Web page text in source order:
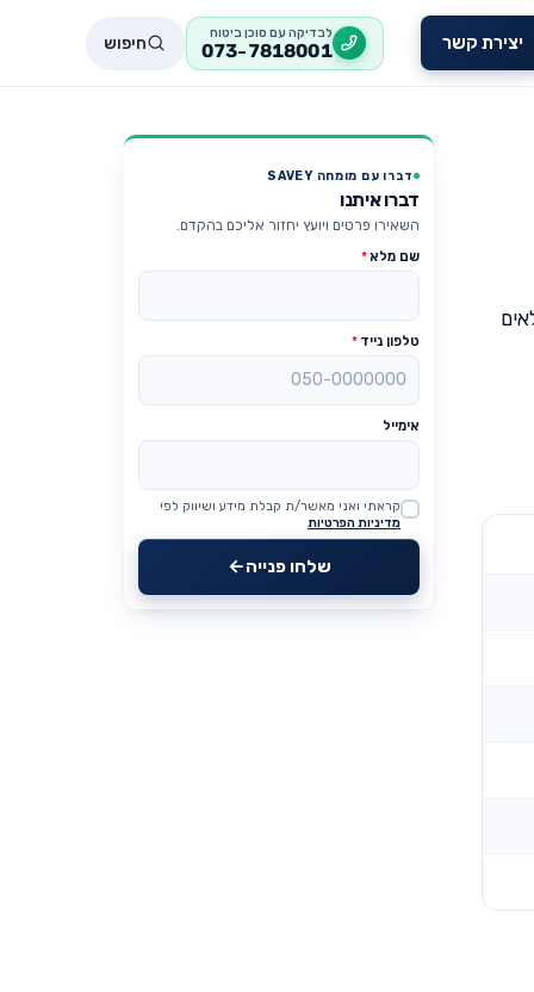
יצירת קשר לבדיקה עם סוכן ביטוח
073-7818001 חיפוש
דברו עם מומחה SAVEY
דברו איתנו
השאירו פרטים ויועץ יחזור אליכם בהקדם.
שם מלא*
טלפון נייד *
אימייל
Website
קראתי ואני מאשר/ת קבלת מידע ושיווק לפי
מדיניות הפרטיות
שלחו פנייה